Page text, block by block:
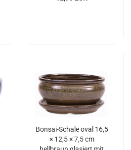
Bonsai-Schale oval 16,5
× 12,5 × 7,5 cm